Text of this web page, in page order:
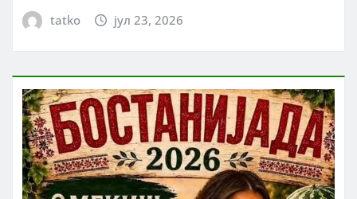
tatko јул 23, 2026